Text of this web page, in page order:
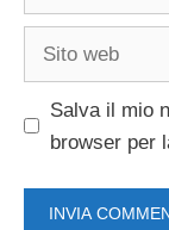
Salva il mio
browser per